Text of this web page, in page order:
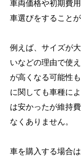
車両価格や初期費
車選びをすることが
例えば、サイズが
いなどの理由で使
が高くなる可能性
に関しても車種に
は安かったが維持
なくありません。
車を購入する場合